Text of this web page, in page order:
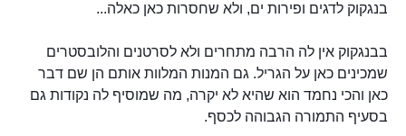
בנגקוק לדגים ופירות ים, ולא שחסרות כאן כאלה...
בבנגקוק אין לה הרבה מתחרים ולא לסרטנים והלובסטרים
שמכינים כאן על הגריל. גם המנות המלוות אותם הן שם דבר
כאן והכי נחמד הוא שהיא לא יקרה, מה שמוסיף לה נקודות גם
בסעיף התמורה הגבוהה לכסף.